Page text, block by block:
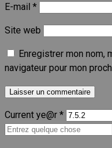
E-mail *
Site web
Enregistrer mon nom,
navigateur pour mon
Current ye@r *
Recherche